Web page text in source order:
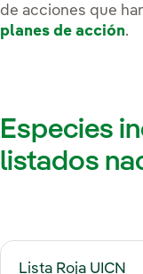
de acciones que
planes de acción.
Especies
listados
Lista Roja UICN